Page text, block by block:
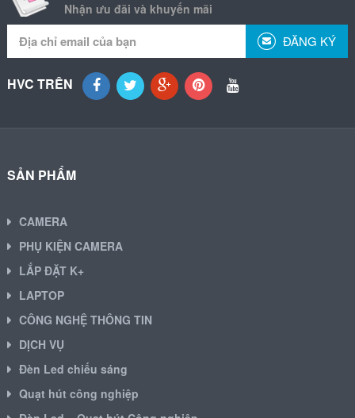
Nhận ưu đãi và khuyến mãi
ĐĂNG KÝ
HVC TRÊN
SẢN PHẨM
CAMERA
PHỤ KIỆN CAMERA
LẮP ĐẶT K+
LAPTOP
CÔNG NGHỆ THÔNG TIN
DỊCH VỤ
Đèn Led chiếu sáng
Quạt hút công nghiệp